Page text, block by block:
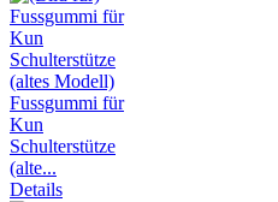
Fussgummi für
Kun
Schulterstütze
(alte...
Details